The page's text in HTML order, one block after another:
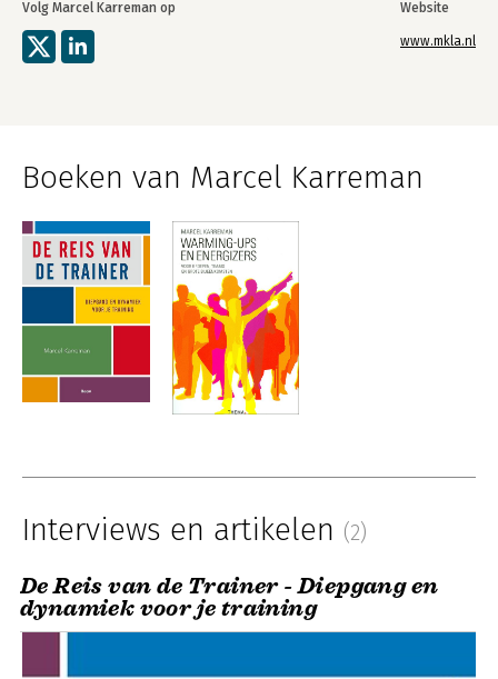
Volg Marcel Karreman op Website
www.mkla.nl
Boeken van Marcel Karreman
Interviews en artikelen (2)
De Reis van de Trainer - Diepgang en
dynamiek voor je training